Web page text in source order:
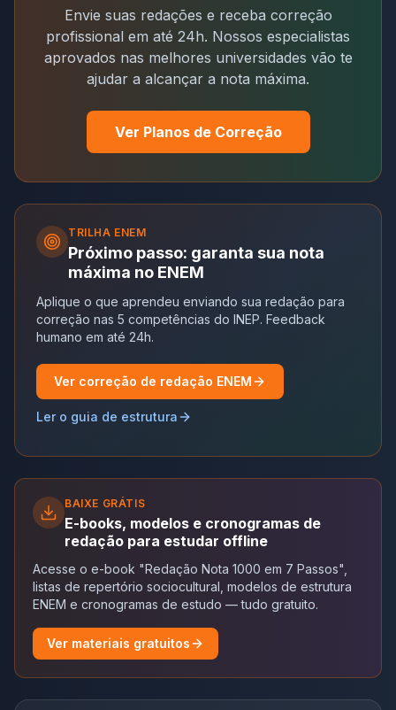
Envie suas redações e receba correção
profissional em até 24h. Nossos especialistas
aprovados nas melhores universidades vão te
ajudar a alcançar a nota máxima.
Ver Planos de Correção
TRILHA ENEM
Próximo passo: garanta sua nota
máxima no ENEM
Aplique o que aprendeu enviando sua redação para
correção nas 5 competências do INEP. Feedback
humano em até 24h.
Ver correção de redação ENEM
Ler o guia de estrutura
BAIXE GRÁTIS
E-books, modelos e cronogramas de
redação para estudar offline
Acesse o e-book "Redação Nota 1000 em 7 Passos",
listas de repertório sociocultural, modelos de estrutura
ENEM e cronogramas de estudo — tudo gratuito.
Ver materiais gratuitos